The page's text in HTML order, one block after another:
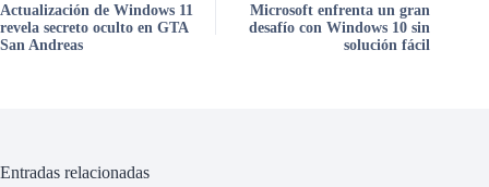
Actualización de Windows 11
revela secreto oculto en GTA
San Andreas
Microsoft enfrenta un gran
desafío con Windows 10 sin
solución fácil
Entradas relacionadas